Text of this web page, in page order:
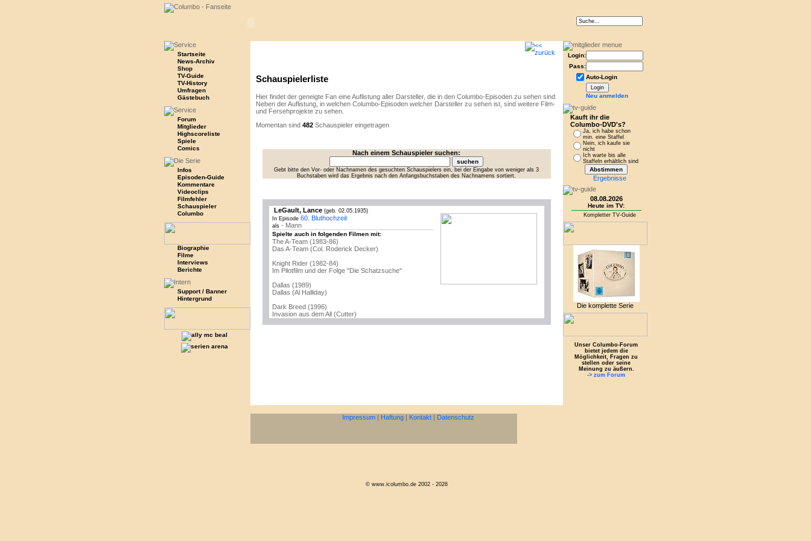
Startseite
News-Archiv
Shop
TV-Guide
TV-History
Umfragen
Gästebuch
Forum
Mitglieder
Highscoreliste
Spiele
Comics
Infos
Episoden-Guide
Kommentare
Videoclips
Filmfehler
Schauspieler
Columbo
Biographie
Filme
Interviews
Berichte
Support / Banner
Hintergrund
Login:
Pass:
Auto-Login
Neu anmelden
Kauft ihr die
Columbo-DVD's?
Ja, ich habe schon
min. eine Staffel
Nein, ich kaufe sie
nicht
Ich warte bis alle
Staffeln erhältlich sind
Ergebnisse
08.08.2026
Heute im TV:
Kompletter TV-Guide
Die komplette Serie
Unser Columbo-Forum
bietet jedem die
Möglichkeit, Fragen zu
stellen oder seine
Meinung zu äußern.
-> zum Forum
Schauspielerliste
Hier findet der geneigte Fan eine Auflistung aller Darsteller, die in den Columbo-Episoden zu sehen sind.
Neben der Auflistung, in welchen Columbo-Episoden welcher Darsteller zu sehen ist, sind weitere Film-
und Fersehprojekte zu sehen.
Momentan sind 482Schauspieler eingetragen
Nach einem Schauspieler suchen:
Gebt bitte den Vor- oder Nachnamen des gesuchten Schauspielers ein, bei der Eingabe von weniger als 3
Buchstaben wird das Ergebnis nach den Anfangsbuchstaben des Nachnamens sortiert.
LeGault, Lance (geb. 02.05.1935)
In Episode 60. Bluthochzeit
als - Mann
Spielte auch in folgenden Filmen mit:
The A-Team (1983-86)
Das A-Team (Col. Roderick Decker)
Knight Rider (1982-84)
Im Pilotfilm und der Folge "Die Schatzsuche"
Dallas (1989)
Dallas (Al Halliday)
Dark Breed (1996)
Invasion aus dem All (Cutter)
Impressum | Haftung | Kontakt | Datenschutz
© www.icolumbo.de 2002 - 2026